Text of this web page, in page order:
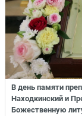
В день памяти
Находкинский и
Божественную